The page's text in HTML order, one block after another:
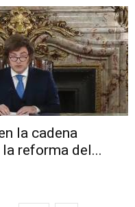
la cadena
reforma del...